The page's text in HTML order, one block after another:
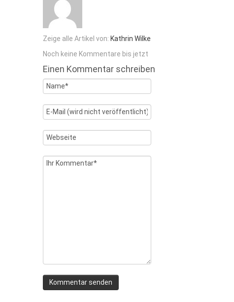
Zeige alle Artikel von: Kathrin Wilke
Noch keine Kommentare bis jetzt
Einen Kommentar schreiben